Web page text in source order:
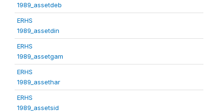
1989_assetdeb
ERHS
1989_assetdin
ERHS
1989_assetgam
ERHS
1989_assethar
ERHS
1989_assetsid